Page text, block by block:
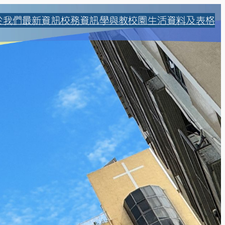
我們最新資訊校務資訊學與教校園生活資料及表格